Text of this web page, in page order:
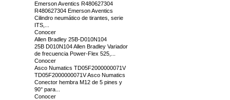
Emerson Aventics R480627304
R480627304 Emerson Aventics
Cilindro neumático de tirantes, serie
ITS,...
Conocer
Allen Bradley 25B-D010N104
25B D010N104 Allen Bradley Variador
de frecuencia Power-Flex 525,...
Conocer
Asco Numatics TD05F2000000071V
TD05F2000000071V Asco Numatics
Conector hembra M12 de 5 pines y
90° para...
Conocer